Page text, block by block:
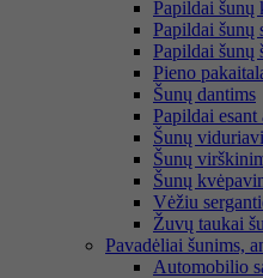
Papildai šunų
Papildai šunų
Papildai šunų
Pieno
Šunų dantims
Papildai
Šunų
Šunų
Šunų
Vėžiu
Žuvų taukai
Pavadėliai šunims,
Automobilio